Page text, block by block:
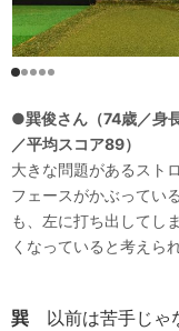
●巽俊さん（74歳／身
／平均スコア89）
大きな問題があるスト
フェースがかぶってい
も、左に打ち出してし
くなっていると考えら
巽 以前は苦手じゃ